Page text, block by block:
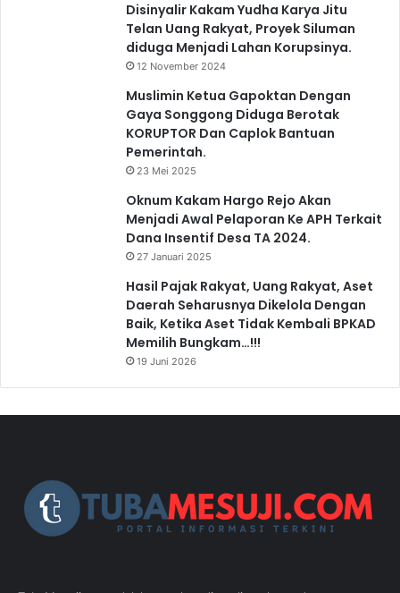
Disinyalir Kakam Yudha Karya Jitu
Telan Uang Rakyat, Proyek Siluman
diduga Menjadi Lahan Korupsinya.
12 November 2024
Muslimin Ketua Gapoktan Dengan
Gaya Songgong Diduga Berotak
KORUPTOR Dan Caplok Bantuan
Pemerintah.
23 Mei 2025
Oknum Kakam Hargo Rejo Akan
Menjadi Awal Pelaporan Ke APH Terkait
Dana Insentif Desa TA 2024.
27 Januari 2025
Hasil Pajak Rakyat, Uang Rakyat, Aset
Daerah Seharusnya Dikelola Dengan
Baik, Ketika Aset Tidak Kembali BPKAD
Memilih Bungkam…!!!
19 Juni 2026